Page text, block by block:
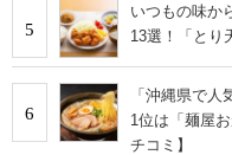
5
いつもの味か
13選！「とり
6
「沖縄県で
1位は「麺屋
チコミ】